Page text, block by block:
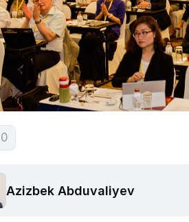
0
Azizbek Abduvaliyev